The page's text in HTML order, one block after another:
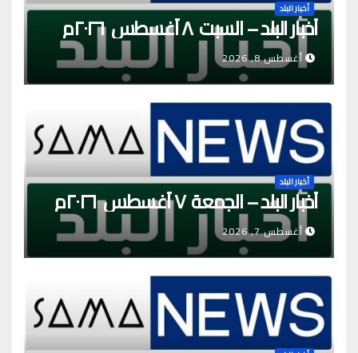
أخبار البلد
أخبار البلد – السبت ٨ أغسطس ٢٠٢٦م
أغسطس 8, 2026
أخبار البلد
أخبار البلد – الجمعة ٧ أغسطس ٢٠٢٦م
أغسطس 7, 2026